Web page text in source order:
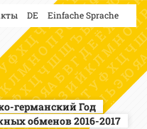
DE Einfache Sprache
германский Год
обменов 2016-2017